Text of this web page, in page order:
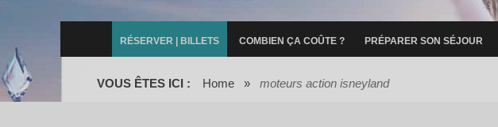
RÉSERVER | BILLETS COMBIEN ÇA COÛTE ? PRÉPARER SON SÉJOUR
VOUS ÊTES ICI : Home » moteurs action isneyland